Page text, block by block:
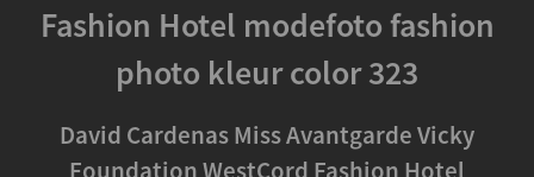
Fashion Hotel modefoto fashion
photo kleur color 323
David Cardenas Miss Avantgarde Vicky